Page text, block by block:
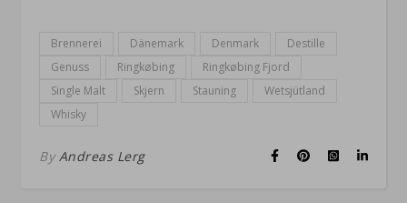
Brennerei Dänemark Denmark
Destille
Genuss
Ringkøbing
Ringkøbing Fjord
Single Malt
Skjern Stauning
Wetsjütland
Whisky
By Andreas Lerg